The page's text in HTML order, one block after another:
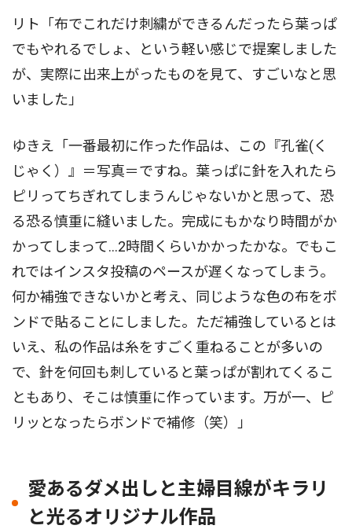
リト「布でこれだけ刺繍ができるんだったら葉っぱ
でもやれるでしょ、という軽い感じで提案しました
が、実際に出来上がったものを見て、すごいなと思
いました」
ゆきえ「一番最初に作った作品は、この『孔雀(く
じゃく）』＝写真＝ですね。葉っぱに針を入れたら
ピリってちぎれてしまうんじゃないかと思って、恐
る恐る慎重に縫いました。完成にもかなり時間がか
かってしまって…2時間くらいかかったかな。でもこ
れではインスタ投稿のペースが遅くなってしまう。
何か補強できないかと考え、同じような色の布をボ
ンドで貼ることにしました。ただ補強しているとは
いえ、私の作品は糸をすごく重ねることが多いの
で、針を何回も刺していると葉っぱが割れてくるこ
ともあり、そこは慎重に作っています。万が一、ピ
リッとなったらボンドで補修（笑）」
愛あるダメ出しと主婦目線がキラリ
と光るオリジナル作品